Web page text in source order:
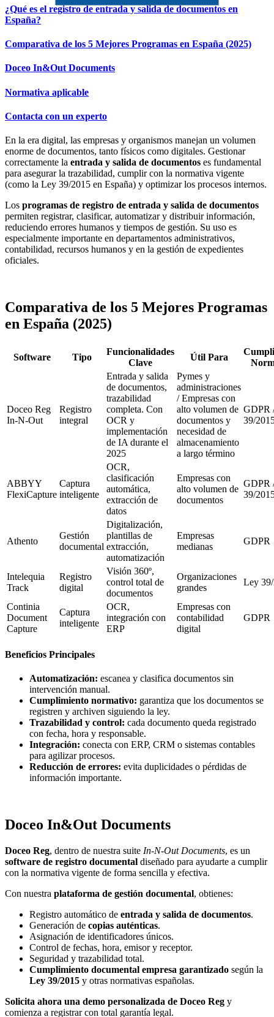
¿Qué es el registro de entrada y salida de documentos en
España?
Comparativa de los 5 Mejores Programas en España (2025)
Doceo In&Out Documents
Normativa aplicable
Contacta con un experto
En la era digital, las empresas y organismos manejan un volumen
enorme de documentos, tanto físicos como digitales. Gestionar
correctamente la entrada y salida de documentos es fundamental
para asegurar la trazabilidad, cumplir con la normativa vigente
(como la Ley 39/2015 en España) y optimizar los procesos internos.
Los programas de registro de entrada y salida de documentos
permiten registrar, clasificar, automatizar y distribuir información,
reduciendo errores humanos y tiempos de gestión. Su uso es
especialmente importante en departamentos administrativos,
contabilidad, recursos humanos y en la gestión de expedientes
oficiales.
Comparativa de los 5 Mejores Programas
en España (2025)
Software Tipo
Funcionalidades
Clave
Útil Para
Doceo Reg
In-N-Out
Registro
integral
Entrada y salida
de documentos,
trazabilidad
completa. Con
OCR y
implementación
de IA durante el
2025
Pymes y
administraciones
/ Empresas con
alto volumen de
documentos y
necesidad de
almacenamiento
a largo término
GDPR
39/
ABBYY
FlexiCapture
Captura
inteligente
OCR,
clasificación
automática,
extracción de
datos
Empresas con
alto volumen de
documentos
GDPR
39/
Athento
Gestión
documental
Digitalización,
plantillas de
extracción,
automatización
Empresas
medianas
GDPR
Intelequia
Track
Registro
digital
Visión 360º,
control total de
documentos
Organizaciones
grandes
Ley
Continia
Document
Capture
Captura
inteligente
OCR,
integración con
ERP
Empresas con
contabilidad
digital
GDPR
Beneficios Principales
Automatización: escanea y clasifica documentos sin
intervención manual.
Cumplimiento normativo: garantiza que los documentos se
registren y archiven siguiendo la ley.
Trazabilidad y control: cada documento queda registrado
con fecha, hora y responsable.
Integración: conecta con ERP, CRM o sistemas contables
para agilizar procesos.
Reducción de errores: evita duplicidades o pérdidas de
información importante.
Doceo In&Out Documents
Doceo Reg, dentro de nuestra suite In-N-Out Documents, es un
software de registro documental diseñado para ayudarte a cumplir
con la normativa vigente de forma sencilla y efectiva.
Con nuestra plataforma de gestión documental, obtienes:
Registro automático de entrada y salida de documentos.
Generación de copias auténticas.
Asignación de identificadores únicos.
Control de fechas, hora, emisor y receptor.
Seguridad y trazabilidad total.
Cumplimiento documental empresa garantizado según la
Ley 39/2015 y otras normativas españolas.
Solicita ahora una demo personalizada de Doceo Reg y
comienza a registrar con total garantía legal.